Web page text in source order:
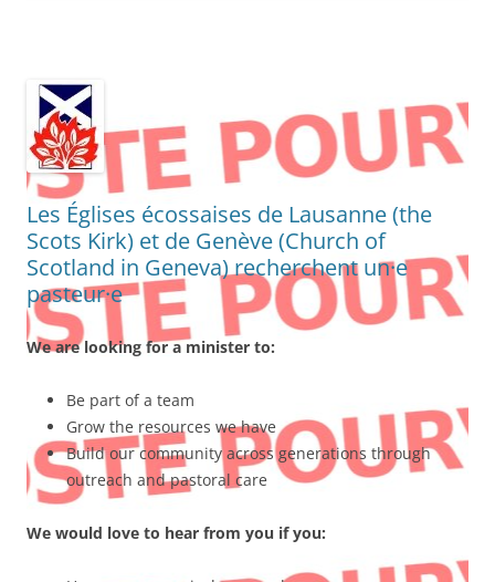
Les Églises écossaises de Lausanne (the
Scots Kirk) et de Genève (Church of
Scotland in Geneva) recherchent un·e
pasteur·e
We are looking for a minister to:
Be part of a team
Grow the resources we have
Build our community across generations through
outreach and pastoral care
We would love to hear from you if you: